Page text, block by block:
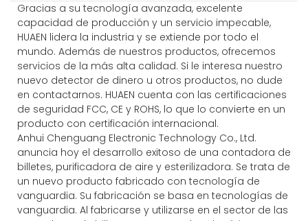
Gracias a su tecnología avanzada, excelente
capacidad de producción y un servicio impecable,
HUAEN lidera la industria y se extiende por todo el
mundo. Además de nuestros productos, ofrecemos
servicios de la más alta calidad. Si le interesa nuestro
nuevo detector de dinero u otros productos, no dude
en contactarnos. HUAEN cuenta con las certificaciones
de seguridad FCC, CE y ROHS, lo que lo convierte en un
producto con certificación internacional.
Anhui Chenguang Electronic Technology Co., Ltd.
anuncia hoy el desarrollo exitoso de una contadora de
billetes, purificadora de aire y esterilizadora. Se trata de
un nuevo producto fabricado con tecnología de
vanguardia. Su fabricación se basa en tecnologías de
vanguardia. Al fabricarse y utilizarse en el sector de las